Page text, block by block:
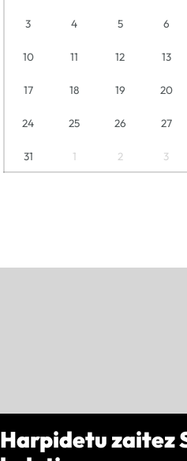
3 4 5 6
10 11 12 13
17 18 19 20
24 25 26 27
31 1 2 3
Harpidetu zaitez